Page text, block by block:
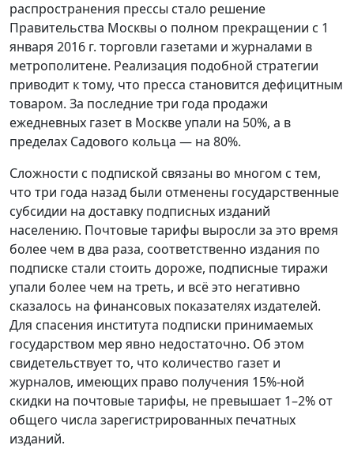
распространения прессы стало решение
Правительства Москвы о полном прекращении с 1
января 2016 г. торговли газетами и журналами в
метрополитене. Реализация подобной стратегии
приводит к тому, что пресса становится дефицитным
товаром. За последние три года продажи
ежедневных газет в Москве упали на 50%, а в
пределах Садового кольца — на 80%.
Сложности с подпиской связаны во многом с тем,
что три года назад были отменены государственные
субсидии на доставку подписных изданий
населению. Почтовые тарифы выросли за это время
более чем в два раза, соответственно издания по
подписке стали стоить дороже, подписные тиражи
упали более чем на треть, и всё это негативно
сказалось на финансовых показателях издателей.
Для спасения института подписки принимаемых
государством мер явно недостаточно. Об этом
свидетельствует то, что количество газет и
журналов, имеющих право получения 15%-ной
скидки на почтовые тарифы, не превышает 1–2% от
общего числа зарегистрированных печатных
изданий.